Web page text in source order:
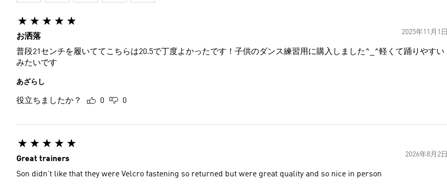
2025年11月1日
お洒落
普段21センチを履いててこちらは20.5で丁度よかったです！子供のダンス練習用に購入しました^_^軽くて踊りやすい
みたいです
あざらし
役立ちましたか？ 0 0
2026年8月2日
Great trainers
Son didn’t like that they were Velcro fastening so returned but were great quality and so nice in person